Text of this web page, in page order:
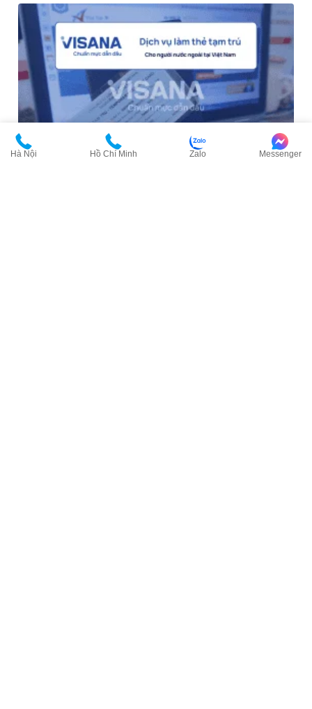
Hà Nội Hồ Chí Minh Zalo Messenger